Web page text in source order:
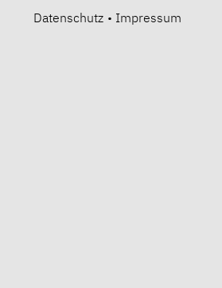
Datenschutz • Impressum